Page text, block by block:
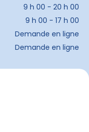
9 h 00 - 20 h 00
9 h 00 - 17 h 00
Demande en ligne
Demande en ligne